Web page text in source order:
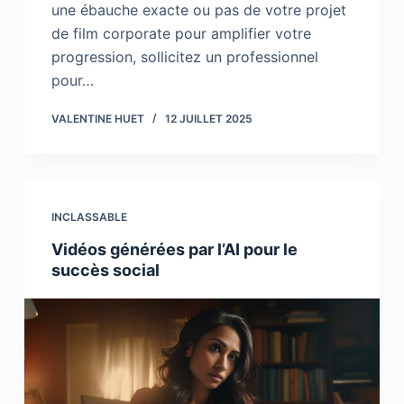
une ébauche exacte ou pas de votre projet
de film corporate pour amplifier votre
progression, sollicitez un professionnel
pour…
VALENTINE HUET 12 JUILLET 2025
INCLASSABLE
Vidéos générées par l’AI pour le
succès social